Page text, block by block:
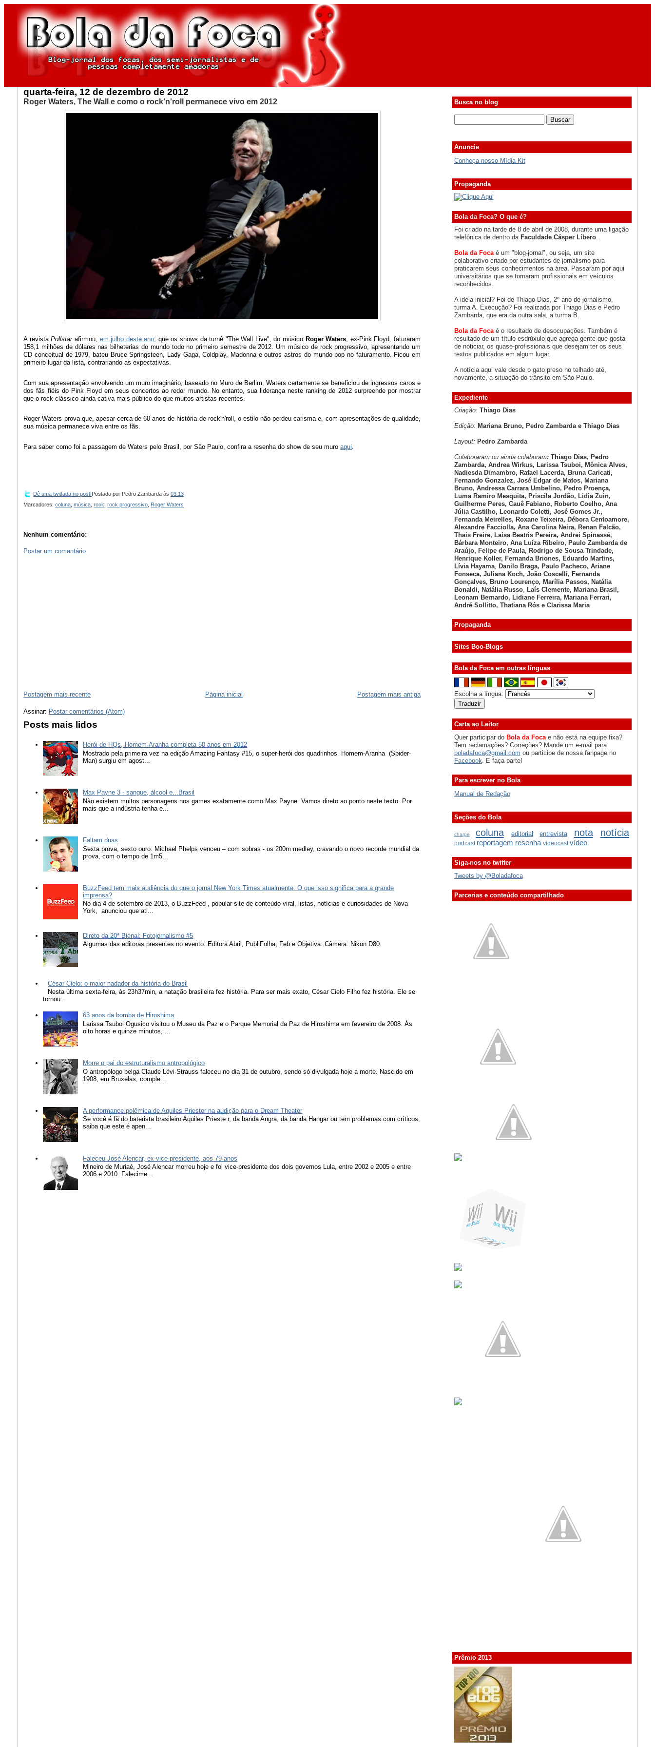
quarta-feira, 12 de dezembro de 2012
Roger Waters, The Wall e como o rock'n'roll permanece vivo em 2012
A revistaPollstarafirmou, em julho deste ano, que os shows da turnê "The Wall Live", do músico Roger Waters, ex-Pink Floyd, faturaram
158,1 milhões de dólares nas bilheterias do mundo todo no primeiro semestre de 2012. Um músico de rock progressivo, apresentando um
CD conceitual de 1979, bateu Bruce Springsteen, Lady Gaga, Coldplay, Madonna e outros astros do mundo pop no faturamento. Ficou em
primeiro lugar da lista, contrariando as expectativas.
Com sua apresentação envolvendo um muro imaginário, baseado no Muro de Berlim, Waters certamente se beneficiou de ingressos caros e
dos fãs fiéis do Pink Floyd em seus concertos ao redor mundo. No entanto, sua liderança neste ranking de 2012 surpreende por mostrar
que o rock clássico ainda cativa mais público do que muitos artistas recentes.
Roger Waters prova que, apesar cerca de 60 anos de história de rock'n'roll, o estilo não perdeu carisma e, com apresentações de qualidade,
sua música permanece viva entre os fãs.
Para saber como foi a passagem de Waters pelo Brasil, por São Paulo, confira a resenha do show de seu muroaqui
Dê uma twittada no post!Postado por Pedro Zambarda às03:13
Marcadores:coluna ,música ,rock ,rock progressivo Roger Waters
Nenhum comentário:
Postar um comentário
Postagem mais recente Postagem mais antiga
Página inicial
Assinar: Postar comentários (Atom)
Posts mais lidos
Herói de HQs, Homem-Aranha completa 50 anos em 2012
Mostrado pela primeira vez na edição Amazing Fantasy #15, o super-herói dos quadrinhos Homem-Aranha (Spider-
Man) surgiu em agost...
Max Payne 3 - sangue, álcool e...Brasil
Não existem muitos personagens nos games exatamente como Max Payne. Vamos direto ao ponto neste texto. Por
mais que a indústria tenha e...
Faltam duas
Sexta prova, sexto ouro. Michael Phelps venceu – com sobras - os 200m medley, cravando o novo recorde mundial da
prova, com o tempo de 1m5...
BuzzFeed tem mais audiência do que o jornal New York Times atualmente: O que isso significa para a grande
imprensa?
No dia 4 de setembro de 2013, o BuzzFeed , popular site de conteúdo viral, listas, notícias e curiosidades de Nova
York, anunciou que ati...
Direto da 20ª Bienal: Fotojornalismo #5
Algumas das editoras presentes no evento: Editora Abril, PubliFolha, Feb e Objetiva. Câmera: Nikon D80.
César Cielo: o maior nadador da história do Brasil
Nesta última sexta-feira, às 23h37min, a natação brasileira fez história. Para ser mais exato, César Cielo Filho fez história. Ele se
tornou...
63 anos da bomba de Hiroshima
Larissa Tsuboi Ogusico visitou o Museu da Paz e o Parque Memorial da Paz de Hiroshima em fevereiro de 2008. Às
oito horas e quinze minutos, ...
Morre o pai do estruturalismo antropológico
O antropólogo belga Claude Lévi-Strauss faleceu no dia 31 de outubro, sendo só divulgada hoje a morte. Nascido em
1908, em Bruxelas, comple...
A performance polêmica de Aquiles Priester na audição para o Dream Theater
Se você é fã do baterista brasileiro Aquiles Prieste r, da banda Angra, da banda Hangar ou tem problemas com críticos,
saiba que este é apen...
Faleceu José Alencar, ex-vice-presidente, aos 79 anos
Mineiro de Muriaé, José Alencar morreu hoje e foi vice-presidente dos dois governos Lula, entre 2002 e 2005 e entre
2006 e 2010. Falecime...
Busca no blog
Anuncie
Conheça nosso Mídia Kit
Propaganda
Bola da Foca? O que é?
Foi criado na tarde de 8 de abril de 2008, durante uma ligação
telefônica de dentro da Faculdade Cásper Líbero.
Bola da Foca é um "blog-jornal", ou seja, um site
colaborativo criado por estudantes de jornalismo para
praticarem seus conhecimentos na área. Passaram por aqui
universitários que se tornaram profissionais em veículos
reconhecidos.
A ideia inicial? Foi de Thiago Dias, 2º ano de jornalismo,
turma A. Execução? Foi realizada por Thiago Dias e Pedro
Zambarda, que era da outra sala, a turma B.
Bola da Focaé o resultado de desocupações. Também é
resultado de um título esdrúxulo que agrega gente que gosta
de noticiar, os quase-profissionais que desejam ter os seus
textos publicados em algum lugar.
A notícia aqui vale desde o gato preso no telhado até,
novamente, a situação do trânsito em São Paulo.
Expediente
Criação: Thiago Dias
Edição: Mariana Bruno, Pedro Zambarda e Thiago Dias
Layout: Pedro Zambarda
Colaboraram ou ainda colaboram: Thiago Dias, Pedro
Zambarda, Andrea Wirkus, Larissa Tsuboi, Mônica Alves,
Nadiesda Dimambro, Rafael Lacerda, Bruna Caricati,
Fernando Gonzalez, José Edgar de Matos, Mariana
Bruno, Andressa Carrara Umbelino, Pedro Proença,
Luma Ramiro Mesquita, Priscila Jordão, Lidia Zuin,
Guilherme Peres, Cauê Fabiano, Roberto Coelho, Ana
Júlia Castilho, Leonardo Coletti, José Gomes Jr.,
Fernanda Meirelles, Roxane Teixeira, Débora Centoamore,
Alexandre Facciolla, Ana Carolina Neira, Renan Falcão,
Thais Freire, Laisa Beatris Pereira, Andrei Spinassé,
Bárbara Monteiro, Ana Luíza Ribeiro, Paulo Zambarda de
Araújo, Felipe de Paula, Rodrigo de Sousa Trindade,
Henrique Koller, Fernanda Briones, Eduardo Martins,
Lívia Hayama, Danilo Braga, Paulo Pacheco, Ariane
Fonseca, Juliana Koch, João Coscelli, Fernanda
Gonçalves, Bruno Lourenço, Marília Passos, Natália
Bonaldi, Natália Russo, Laís Clemente, Mariana Brasil,
Leonam Bernardo, Lidiane Ferreira, Mariana Ferrari,
André Sollitto, Thatiana Rós e Clarissa Maria
Propaganda
Sites Boo-Blogs
Bola da Foca em outras línguas
Escolha a língua:
Carta ao Leitor
Quer participar do Bola da Focae não está na equipe fixa?
Tem reclamações? Correções? Mande um e-mail para
boladafoca@gmail.com ou participe de nossa fanpage no
Facebook . E faça parte!
Para escrever no Bola
Manual de Redação
Seções do Bola
charge coluna editorial entrevista nota notícia
podcast reportagem resenha videocast vídeo
Siga-nos no twitter
Tweets by @Boladafoca
Parcerias e conteúdo compartilhado
Prêmio 2013